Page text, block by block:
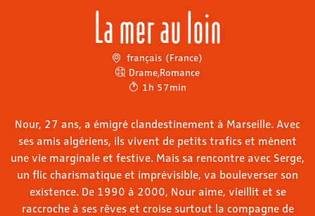
La mer au loin
français (France)
Drame,Romance
1h 57min
Nour, 27 ans, a émigré clandestinement à Marseille. Avec
ses amis algériens, ils vivent de petits trafics et mènent
une vie marginale et festive. Mais sa rencontre avec Serge,
un flic charismatique et imprévisible, va bouleverser son
existence. De 1990 à 2000, Nour aime, vieillit et se
raccroche à ses rêves et croise surtout la compagne de